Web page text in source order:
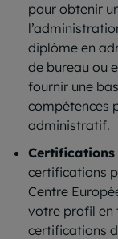
pour obtenir
diplôme en
de bureau ou
fournir une
compétences
administratif.
Certifications
certifications
Centre
votre profil en
certifications